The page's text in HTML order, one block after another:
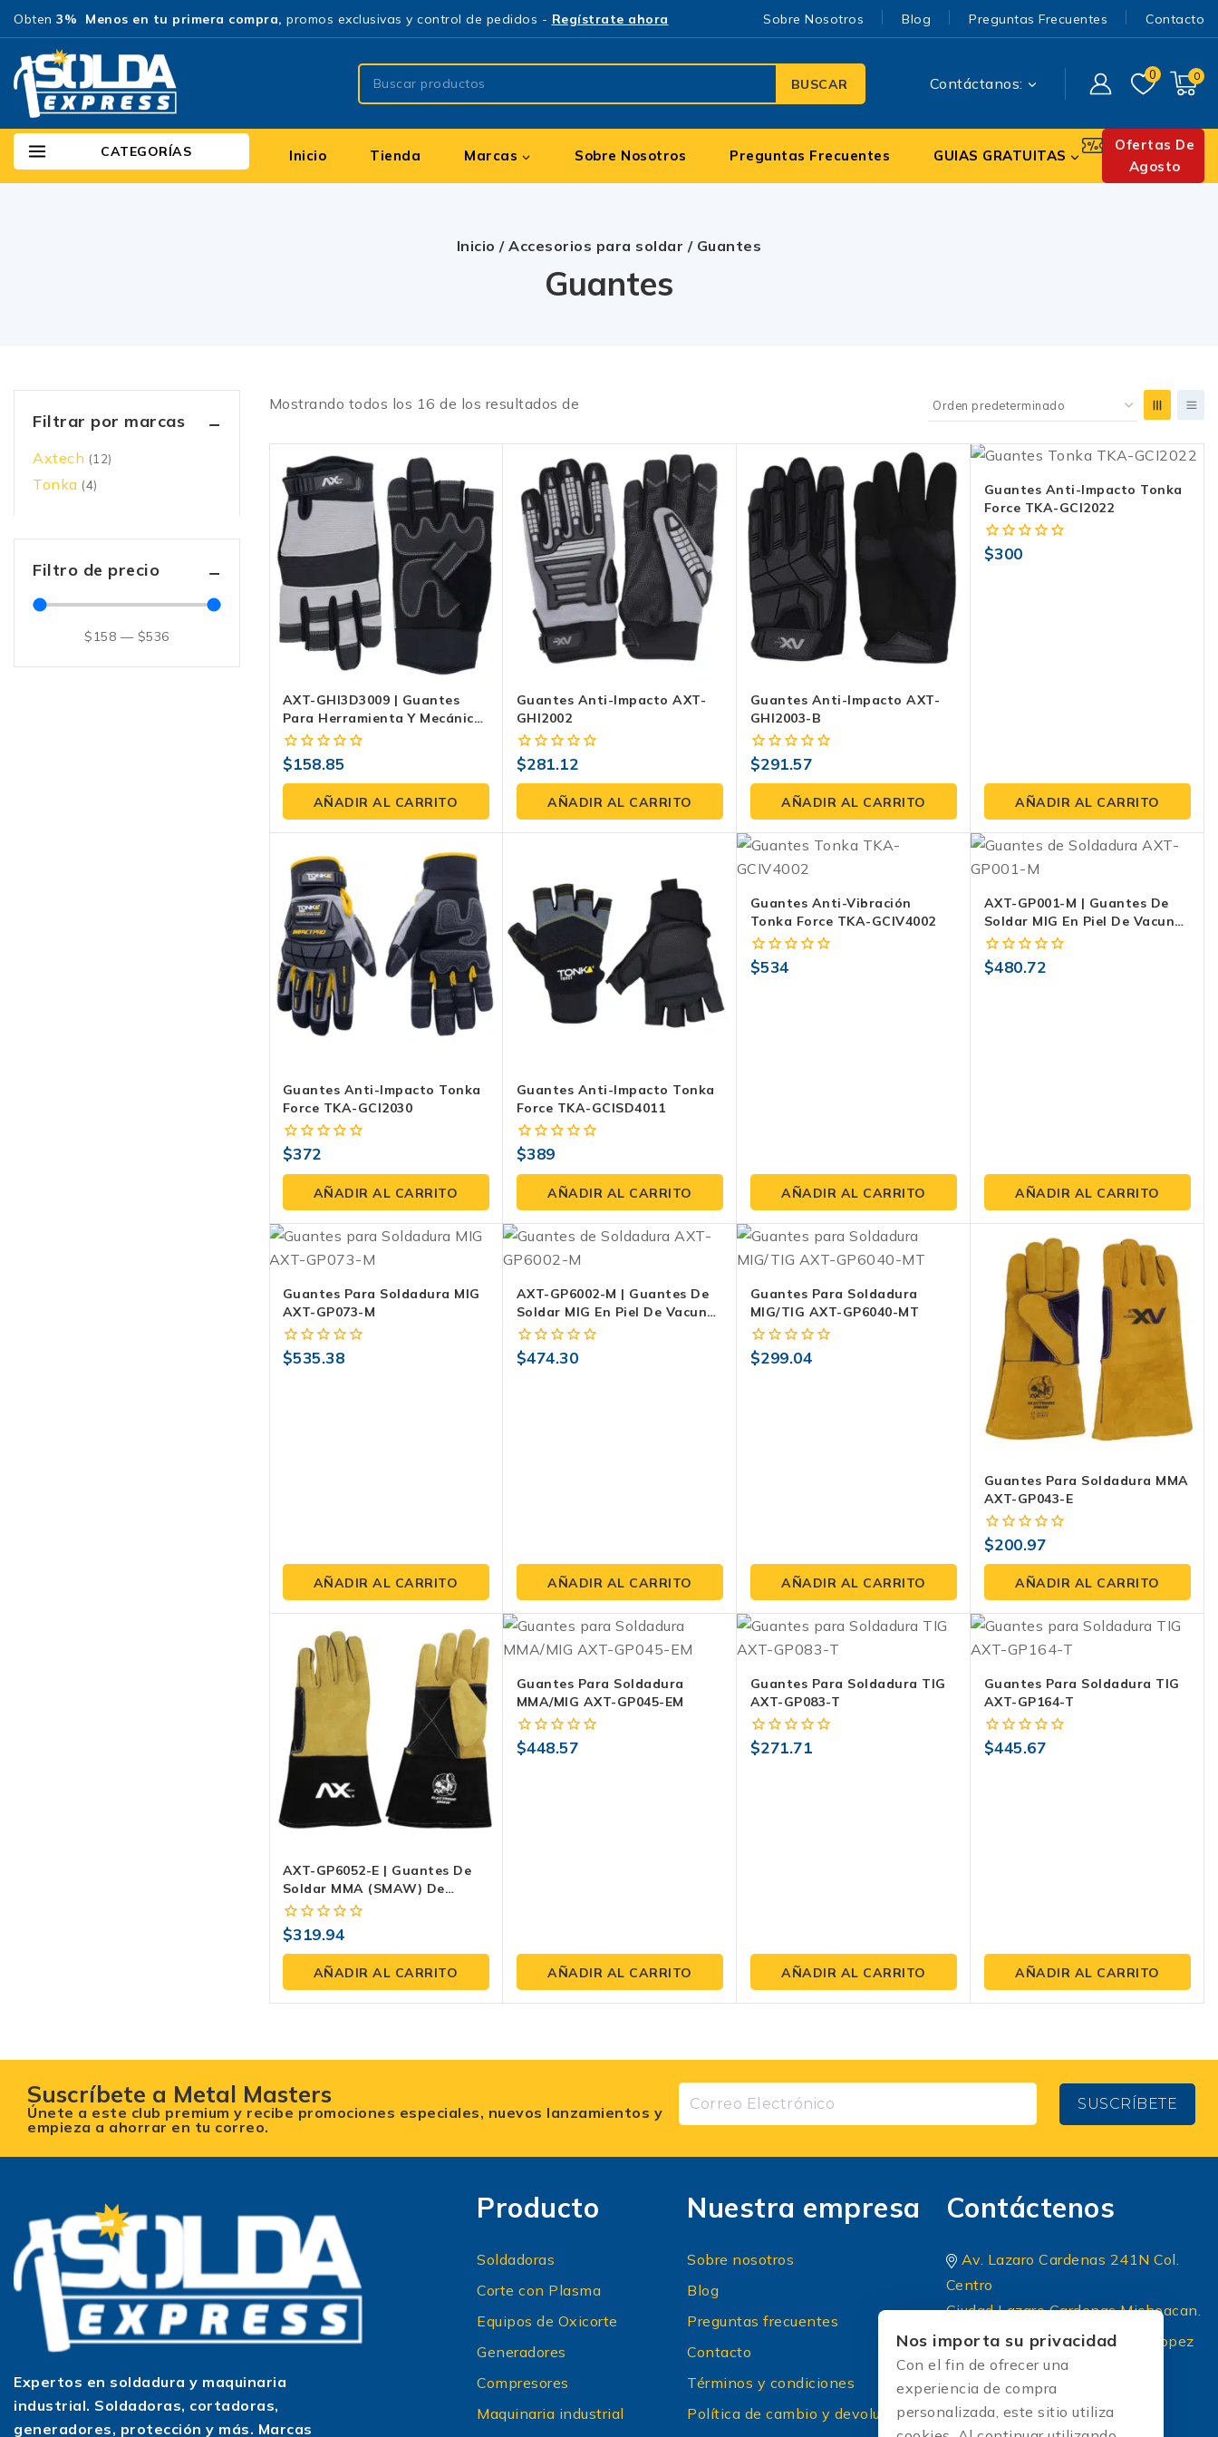
Obten 3% Menos en tu primera compra, promos exclusivas y control de pedidos - Regístrate ahora Sobre Nosotros Blog Preguntas Frecuentes Contacto
BUSCAR Contáctanos: 0 0
CATEGORÍAS Inicio Tienda Marcas Sobre Nosotros Preguntas Frecuentes GUIAS GRATUITAS
Ofertas De
Agosto
Inicio /Accesorios para soldar / Guantes
Guantes
Mostrando todos los 16 de los resultados de
AXT-GHI3D3009 | Guantes
Para Herramienta Y Mecánica
Con Ajuste De Neopreno Y
Palma De Alto Agarre
0
fuera
5
$158.85
AÑADIR AL CARRITO
Guantes Anti-Impacto AXT-
GHI2002
0
fuera
5
$281.12
AÑADIR AL CARRITO
Guantes Anti-Impacto AXT-
GHI2003-B
0
fuera
5
$291.57
AÑADIR AL CARRITO
Guantes Anti-Impacto Tonka
Force TKA-GCI2022
0
$300
AÑADIR AL CARRITO
Guantes Anti-Impacto Tonka
Force TKA-GCI2030
0
fuera
5
$372
AÑADIR AL CARRITO
Guantes Anti-Impacto Tonka
Force TKA-GCISD4011
0
fuera
5
$389
AÑADIR AL CARRITO
Guantes Anti-Vibración
Tonka Force TKA-GCIV4002
0
$534
AÑADIR AL CARRITO
AXT-GP001-M | Guantes De
Soldar MIG En Piel De Vacuno
Con Hilo Kevlar® – Puño
Largo 34 Cm
0
$480.72
AÑADIR AL CARRITO
Guantes Para Soldadura MIG
AXT-GP073-M
0
$535.38
AÑADIR AL CARRITO
AXT-GP6002-M | Guantes De
Soldar MIG En Piel De Vacuno
Con Hilo Kevlar® – Puño 34
Cm
0
$474.30
AÑADIR AL CARRITO
Guantes Para Soldadura
MIG/TIG AXT-GP6040-MT
0
$299.04
AÑADIR AL CARRITO
Guantes Para Soldadura MMA
AXT-GP043-E
0
fuera
5
$200.97
AÑADIR AL CARRITO
AXT-GP6052-E | Guantes De
Soldar MMA (SMAW) De
Carnaza Con Hilo Kevlar® –
Puño 34 Cm
0
fuera
5
$319.94
AÑADIR AL CARRITO
Guantes Para Soldadura
MMA/MIG AXT-GP045-EM
0
$448.57
AÑADIR AL CARRITO
Guantes Para Soldadura TIG
AXT-GP083-T
0
$271.71
AÑADIR AL CARRITO
Guantes Para Soldadura TIG
AXT-GP164-T
0
$445.67
AÑADIR AL CARRITO
Filtrar por marcas
Axtech (12)
Tonka (4)
Filtro de precio
$158 — $536
Suscríbete a Metal Masters
Únete a este club premium y recibe promociones especiales, nuevos lanzamientos y
empieza a ahorrar en tu correo.
SUSCRÍBETE
Expertos en soldadura y maquinaria
industrial. Soldadoras, cortadoras,
generadores, protección y más. Marcas
Producto
Soldadoras
Corte con Plasma
Equipos de Oxicorte
Generadores
Compresores
Maquinaria industrial
Nuestra empresa
Sobre nosotros
Blog
Preguntas frecuentes
Contacto
Términos y condiciones
Política de cambio y devoluciones
Contáctenos
Av. Lazaro Cardenas 241N Col.
Centro
Ciudad Lazaro Cardenas Michoacan.
Periferico Sur 8 A Principal lopez
portillo colonia: El briseño CP
45236 Zapopan Jalisco
+52 (33) 1604 5032
Nos importa su privacidad
Con el fin de ofrecer una
experiencia de compra
personalizada, este sitio utiliza